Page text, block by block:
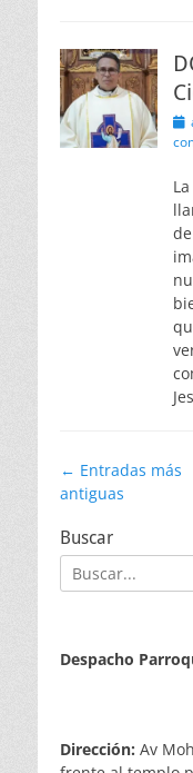
el
Navegación
de
← Entradas más
antiguas
Buscar
Buscar:
Despacho
Dirección: Av